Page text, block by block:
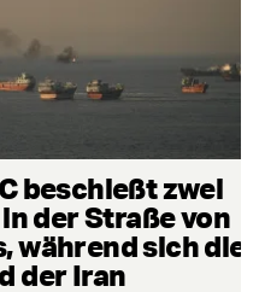
beschießt zwei
der Straße von
während sich die
der Iran